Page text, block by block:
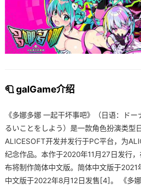
🧻 galGame介绍
《多娜多娜 一起干坏事吧》（日语：ド
るいことをしよう）是一款角色扮演类型
ALICESOFT开发并发行于PC平台，为
纪念作品。本作于2020年11月27日发行
布将制作简体中文版。简体中文版于
中文版于2022年8月12日发售[4]。 《多